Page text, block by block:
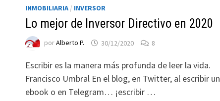
INMOBILIARIA/ INVERSOR
Lo mejor de Inversor Directivo en 2020
porAlberto P. 30/12/2020 8
Escribir es la manera más profunda de leer la vida.
Francisco Umbral En el blog, en Twitter, al escribir un
ebook o en Telegram… ¡escribir …